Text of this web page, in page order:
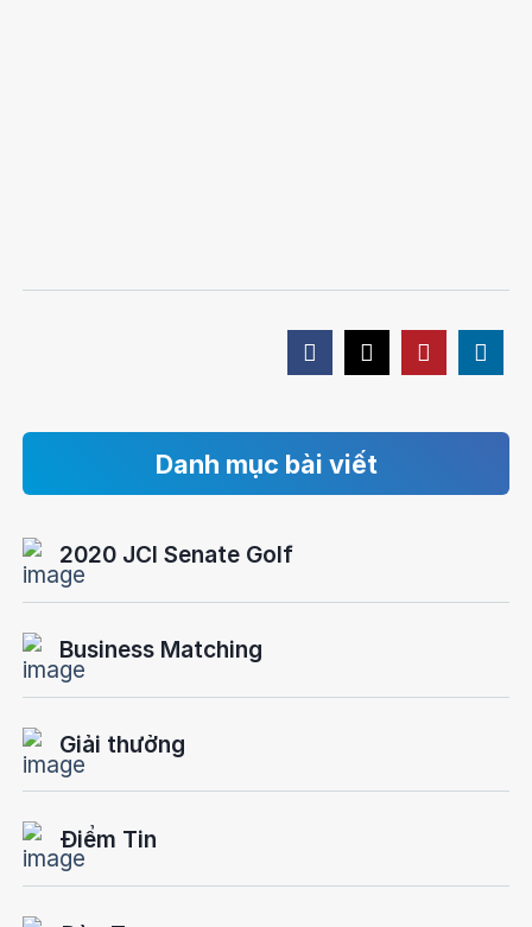
Danh mục bài viết
2020 JCI Senate Golf
Business Matching
Giải thưởng
Điểm Tin